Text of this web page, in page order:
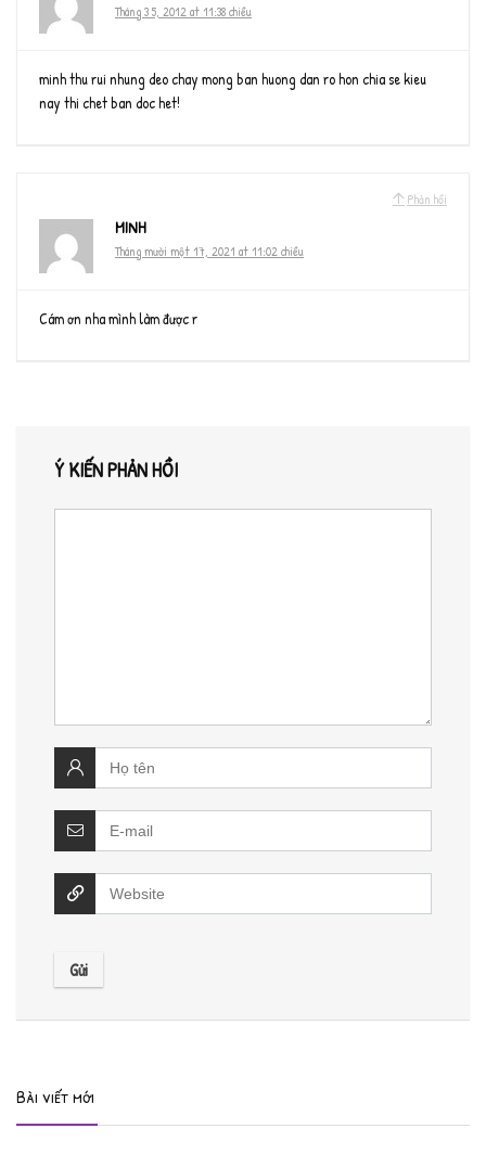
Tháng 3 5, 2012 at 11:38 chiều
minh thu rui nhung deo chay mong ban huong dan ro hon chia se kieu
nay thi chet ban doc het!
Phản hồi
MINH
Tháng mười một 17, 2021 at 11:02 chiều
Cám ơn nha mình làm được r
Ý KIẾN PHẢN HỒI
Bài viết mới